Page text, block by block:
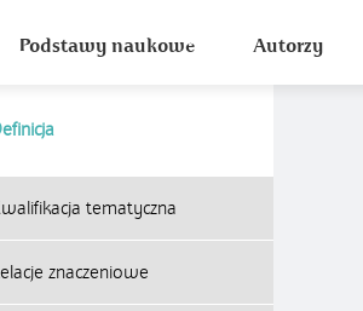
Podstawy naukowe Autorzy
tematyczna
znaczeniowe